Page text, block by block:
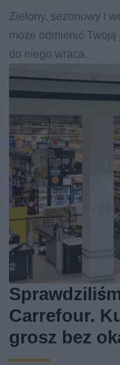
Zielony, sezonowy i
może odmienić
do niego wraca.
Carrefour.
grosz bez